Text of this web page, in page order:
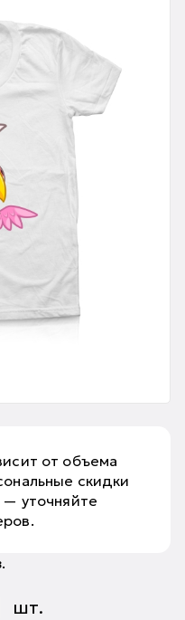
от объема
скидки
— уточняйте
шт.